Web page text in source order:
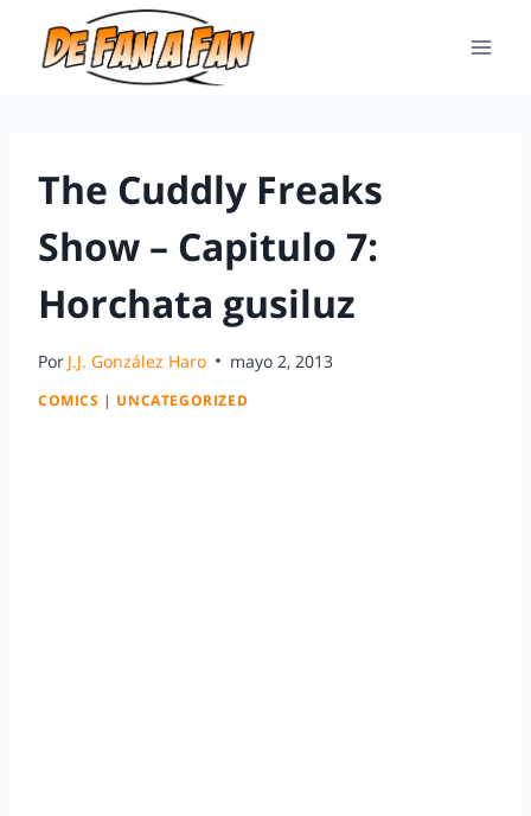
The Cuddly Freaks
Show – Capitulo 7:
Horchata gusiluz
Por J.J. González Haro mayo 2, 2013
COMICS | UNCATEGORIZED